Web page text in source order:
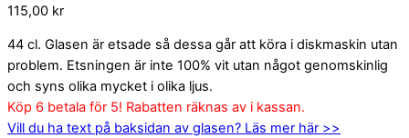
115,00 kr
44 cl. Glasen är etsade så dessa går att köra i diskmaskin utan
problem. Etsningen är inte 100% vit utan något genomskinlig
och syns olika mycket i olika ljus.
Köp 6 betala för 5! Rabatten räknas av i kassan.
Vill du ha text på baksidan av glasen? Läs mer här >>